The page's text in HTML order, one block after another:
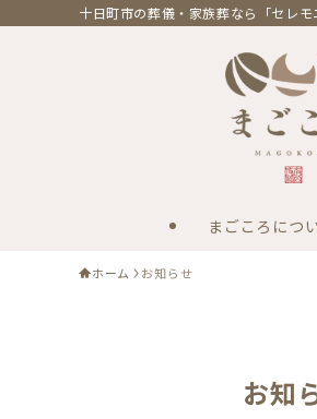
十日町市の葬儀・家族葬なら「セレ
まごころにつ
ホーム お知らせ
お知